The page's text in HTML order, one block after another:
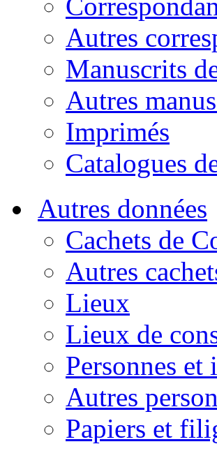
Autres
Manuscrits
Autres
Imprimés
Catalogues
Autres données
Cachets de
Autres
Lieux
Lieux de
Personnes
Autres
Papiers et